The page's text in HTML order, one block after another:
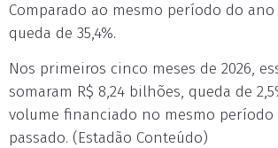
Comparado ao mesmo período do
queda de 35,4%.
Nos primeiros cinco meses de 2026,
somaram R$ 8,24 bilhões, queda de
volume financiado no mesmo período
passado. (Estadão Conteúdo)